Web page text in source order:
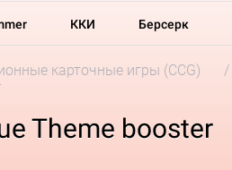
ККИ Берсерк
карточные игры (CCG)
Theme booster